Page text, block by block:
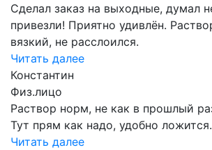
Сделал заказ на выходные, думал
привезли! Приятно удивлён.
вязкий, не расслоился.
Читать далее
Константин
Физ.лицо
Раствор норм, не как в прошлый
Тут прям как надо, удобно ложится.
Читать далее